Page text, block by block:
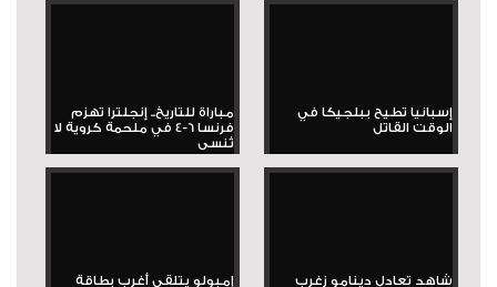
إسبانيا تطيح ببلجيكا في
الوقت القاتل
مباراة للتاريخ.. إنجلترا تهزم
فرنسا 6-4 في ملحمة كروية لا
تُنسى
شاهد تعادل دينامو زغرب
إمبولو يتلقى أغرب بطاقة